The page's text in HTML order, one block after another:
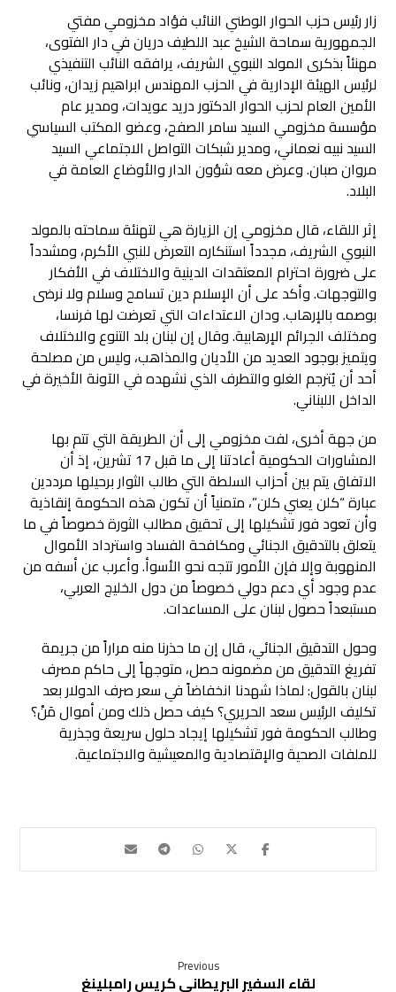
زار رئيس حزب الحوار الوطني النائب فؤاد مخزومي مفتي
الجمهورية سماحة الشيخ عبد اللطيف دريان في دار الفتوى،
مهنئاً بذكرى المولد النبوي الشريف، يرافقه النائب التنفيذي
لرئيس الهيئة الإدارية في الحزب المهندس ابراهيم زيدان، ونائب
الأمين العام لحزب الحوار الدكتور دريد عويدات، ومدير عام
مؤسسة مخزومي السيد سامر الصفح، وعضو المكتب السياسي
السيد نبيه نعماني، ومدير شبكات التواصل الاجتماعي السيد
مروان صبان. وعرض معه شؤون الدار والأوضاع العامة في
البلاد.
إثر اللقاء، قال مخزومي إن الزيارة هي لتهنئة سماحته بالمولد
النبوي الشريف، مجدداً استنكاره التعرض للنبي الأكرم، ومشدداً
على ضرورة احترام المعتقدات الدينية والاختلاف في الأفكار
والتوجهات. وأكد على أن الإسلام دين تسامح وسلام ولا نرضى
بوصمه بالإرهاب. ودان الاعتداءات التي تعرضت لها فرنسا،
ومختلف الجرائم الإرهابية. وقال إن لبنان بلد التنوع والاختلاف
ويتميز بوجود العديد من الأديان والمذاهب، وليس من مصلحة
أحد أن يُترجم الغلو والتطرف الذي نشهده في الآونة الأخيرة في
الداخل اللبناني.
من جهة أخرى، لفت مخزومي إلى أن الطريقة التي تتم بها
المشاورات الحكومية أعادتنا إلى ما قبل 17 تشرين، إذ أن
الاتفاق يتم بين أحزاب السلطة التي طالب الثوار برحيلها مرددين
عبارة “كلن يعني كلن”، متمنياً أن تكون هذه الحكومة إنقاذية
وأن تعود فور تشكيلها إلى تحقيق مطالب الثورة خصوصاً في ما
يتعلق بالتدقيق الجنائي ومكافحة الفساد واسترداد الأموال
المنهوبة وإلا فإن الأمور تتجه نحو الأسوأ. وأعرب عن أسفه من
عدم وجود أي دعم دولي خصوصاً من دول الخليج العربي،
مستبعداً حصول لبنان على المساعدات.
وحول التدقيق الجنائي، قال إن ما حذرنا منه مراراً من جريمة
تفريغ التدقيق من مضمونه حصل، متوجهاً إلى حاكم مصرف
لبنان بالقول: لماذا شهدنا انخفاضاً في سعر صرف الدولار بعد
تكليف الرئيس سعد الحريري؟ كيف حصل ذلك ومن أموال مَنْ؟
وطالب الحكومة فور تشكيلها إيجاد حلول سريعة وجذرية
للملفات الصحية والإقتصادية والمعيشية والاجتماعية.
Previous
لقاء السفير البريطاني كريس رامبلينغ